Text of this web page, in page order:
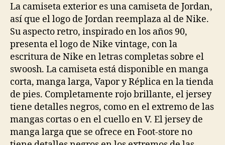
La camiseta exterior es una camiseta de Jordan,
así que el logo de Jordan reemplaza al de Nike.
Su aspecto retro, inspirado en los años 90,
presenta el logo de Nike vintage, con la
escritura de Nike en letras completas sobre el
swoosh. La camiseta está disponible en manga
corta, manga larga, Vapor y Réplica en la tienda
de pies. Completamente rojo brillante, el jersey
tiene detalles negros, como en el extremo de las
mangas cortas o en el cuello en V. El jersey de
manga larga que se ofrece en Foot-store no